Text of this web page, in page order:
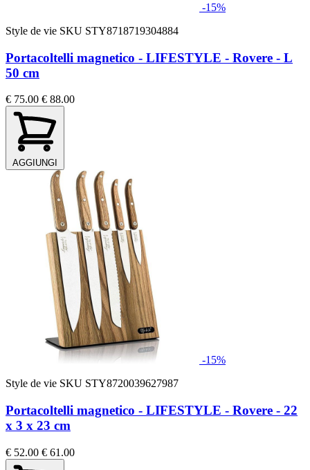
-15%
Style de vie SKU STY8718719304884
Portacoltelli magnetico - LIFESTYLE - Rovere - L
50 cm
€ 75.00 € 88.00
AGGIUNGI
-15%
Style de vie SKU STY8720039627987
Portacoltelli magnetico - LIFESTYLE - Rovere - 22
x 3 x 23 cm
€ 52.00 € 61.00